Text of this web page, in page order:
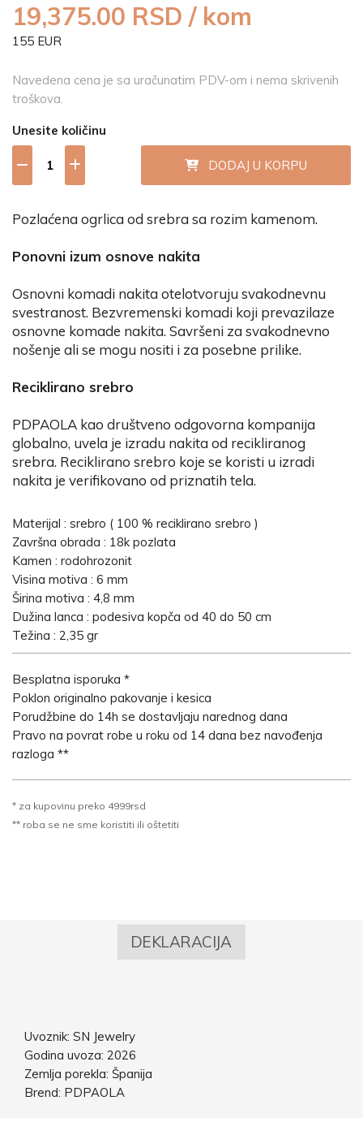
19,375.00 RSD / kom
155 EUR
Navedena cena je sa uračunatim PDV-om i nema skrivenih
troškova.
Unesite količinu
DODAJ U KORPU
Pozlaćena ogrlica od srebra sa rozim kamenom.
Ponovni izum osnove nakita
Osnovni komadi nakita otelotvoruju svakodnevnu
svestranost. Bezvremenski komadi koji prevazilaze
osnovne komade nakita. Savršeni za svakodnevno
nošenje ali se mogu nositi i za posebne prilike.
Reciklirano srebro
PDPAOLA kao društveno odgovorna kompanija
globalno, uvela je izradu nakita od recikliranog
srebra. Reciklirano srebro koje se koristi u izradi
nakita je verifikovano od priznatih tela.
Materijal : srebro ( 100 % reciklirano srebro )
Završna obrada : 18k pozlata
Kamen : rodohrozonit
Visina motiva : 6 mm
Širina motiva : 4,8 mm
Dužina lanca : podesiva kopča od 40 do 50 cm
Težina : 2,35 gr
Besplatna isporuka *
Poklon originalno pakovanje i kesica
Porudžbine do 14h se dostavljaju narednog dana
Pravo na povrat robe u roku od 14 dana bez navođenja
razloga **
* za kupovinu preko 4999rsd
** roba se ne sme koristiti ili oštetiti
DEKLARACIJA
Uvoznik: SN Jewelry
Godina uvoza: 2026
Zemlja porekla: Španija
Brend: PDPAOLA